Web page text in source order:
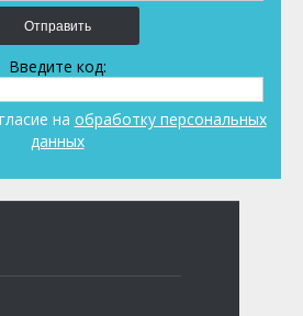
Отправить
Введите код:
на обработку персональных
данных